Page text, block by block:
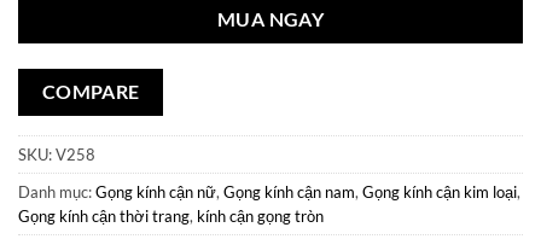
MUA NGAY
COMPARE
SKU:V258
Danh mục:Gọng kính cận nữ, Gọng kính cận nam, Gọng kính cận kim loại,
Gọng kính cận thời trang, kính cận gọng tròn